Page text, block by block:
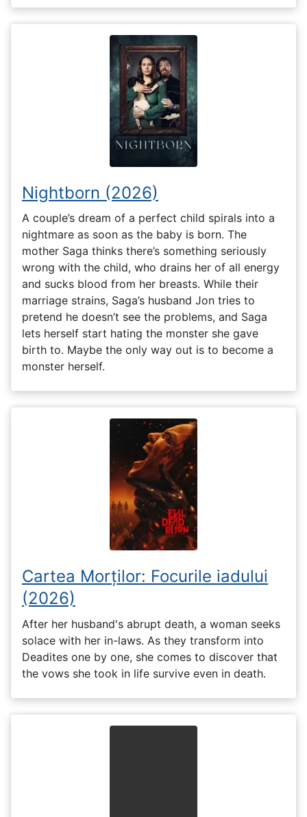
Nightborn (2026)
A couple’s dream of a perfect child spirals into a
nightmare as soon as the baby is born. The
mother Saga thinks there’s something seriously
wrong with the child, who drains her of all energy
and sucks blood from her breasts. While their
marriage strains, Saga’s husband Jon tries to
pretend he doesn’t see the problems, and Saga
lets herself start hating the monster she gave
birth to. Maybe the only way out is to become a
monster herself.
Cartea Morților: Focurile iadului
(2026)
After her husband's abrupt death, a woman seeks
solace with her in-laws. As they transform into
Deadites one by one, she comes to discover that
the vows she took in life survive even in death.